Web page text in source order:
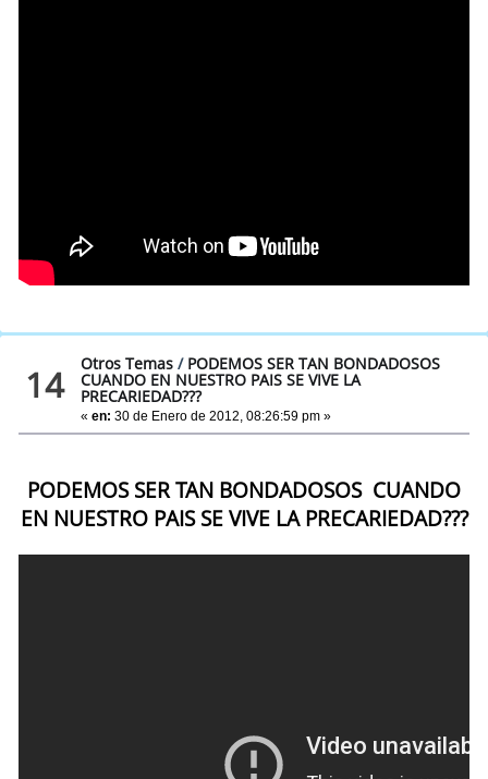
14 Otros Temas / PODEMOS SER TAN BONDADOSOS
CUANDO EN NUESTRO PAIS SE VIVE LA
PRECARIEDAD???
«en: 30 de Enero de 2012, 08:26:59 pm »
PODEMOS SER TAN BONDADOSOS CUANDO
EN NUESTRO PAIS SE VIVE LA PRECARIEDAD???